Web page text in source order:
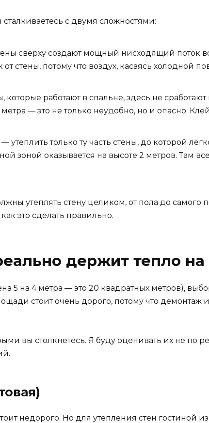
с двумя сложностями:
сверху создают мощный нисходящий поток
стены, потому что воздух, касаясь холодной
которые работают в спальне, здесь не сработают
— это не только неудобно, но и опасно.
утеплить только ту часть стены, до которой
зоной оказывается на высоте 2 метров. Там
утеплять стену целиком, от пола до самого
это сделать правильно.
держит тепло на
5 на 4 метра — это 20 квадратных метров),
стоит очень дорого, потому что демонтаж
вы столкнетесь. Я буду оценивать их не по
недорого. Но для утепления стен гостиной